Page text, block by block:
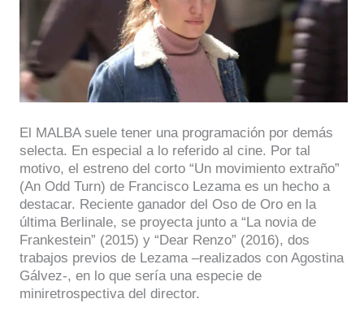
El MALBA suele tener una programación por demás
selecta. En especial a lo referido al cine. Por tal
motivo, el estreno del corto “Un movimiento extraño”
(An Odd Turn) de Francisco Lezama es un hecho a
destacar. Reciente ganador del Oso de Oro en la
última Berlinale, se proyecta junto a “La novia de
Frankestein” (2015) y “Dear Renzo” (2016), dos
trabajos previos de Lezama –realizados con Agostina
Gálvez-, en lo que sería una especie de
miniretrospectiva del director.